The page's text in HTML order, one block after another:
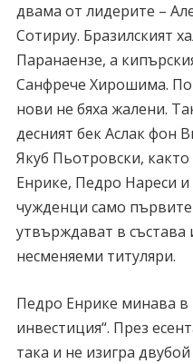
двама от лидерите –
Сотириу. Бразилският
Паранаензе, а
Санфрече Хирошима. По
нови не бяха жалени.
десният бек Аслак фон
Якуб Пьотровски,
Енрике, Педро Нареси
чужденци само
утвърждават в състава
несменяеми титуляри.
Педро Енрике минава в
инвестиция“. През
така и не изигра